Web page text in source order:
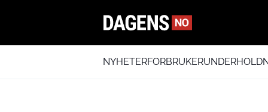
NYHETERFORBRUKER